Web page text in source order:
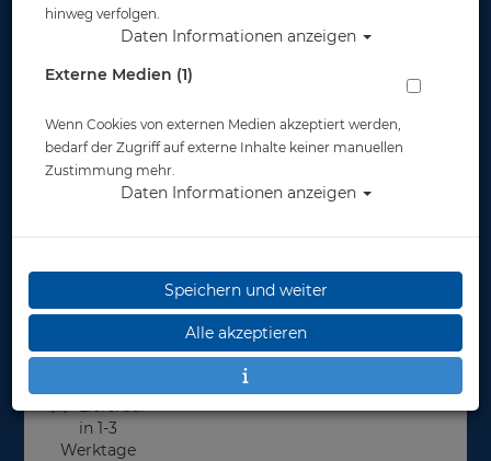
M&M Dokumententasche Größe L
Artikelnr.: mum-32015
Herstellerpreis: 5,20 €
5,20 €*
Lieferbar
in 1-3
Werktage
hinweg verfolgen.
Daten Informationen anzeigen
Externe Medien (1)
Wenn Cookies von externen Medien akzeptiert werden,
bedarf der Zugriff auf externe Inhalte keiner manuellen
Zustimmung mehr.
Daten Informationen anzeigen
Speichern und weiter
Alle akzeptieren